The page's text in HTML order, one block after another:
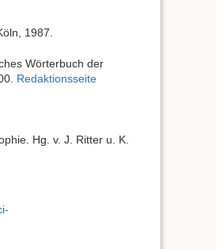
1987.
Wörterbuch der
Redaktionsseite
Hg. v. J. Ritter u. K.